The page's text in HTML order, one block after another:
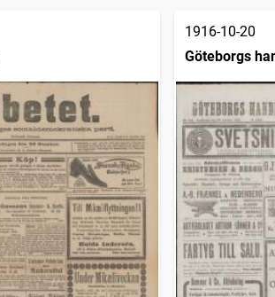
1
1916-10-20
Göteborgs